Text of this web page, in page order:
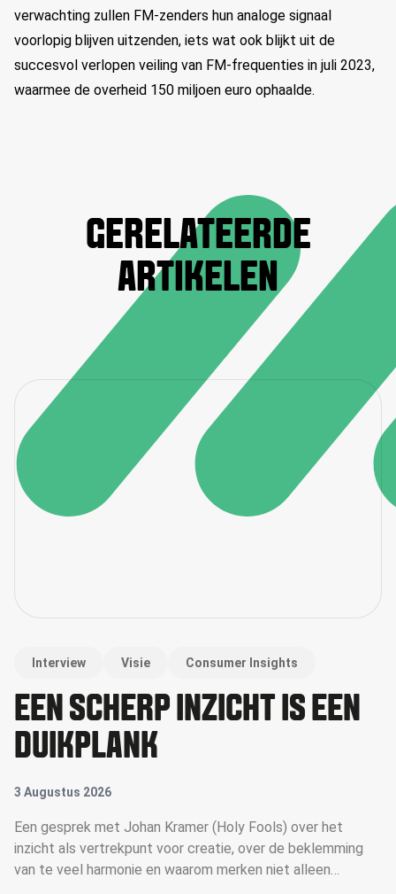
verwachting zullen FM-zenders hun analoge signaal
voorlopig blijven uitzenden, iets wat ook blijkt uit de
succesvol verlopen veiling van FM-frequenties in juli 2023,
waarmee de overheid 150 miljoen euro ophaalde.
GERELATEERDE
ARTIKELEN
Interview Visie Consumer Insights
EEN SCHERP INZICHT IS EEN
DUIKPLANK
3 Augustus 2026
Een gesprek met Johan Kramer (Holy Fools) over het
inzicht als vertrekpunt voor creatie, over de beklemming
van te veel harmonie en waarom merken niet alleen